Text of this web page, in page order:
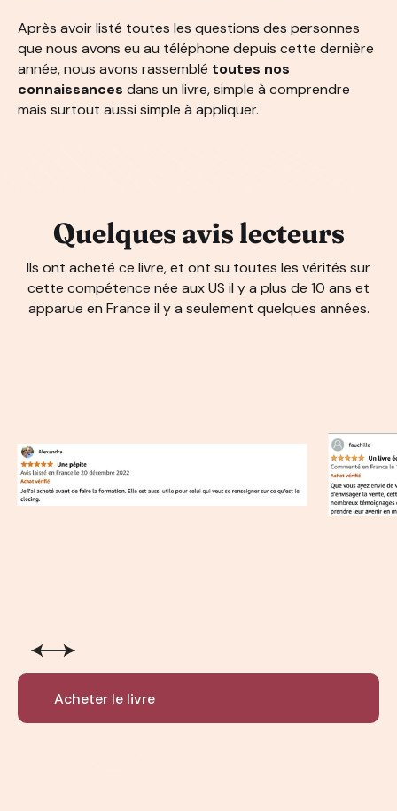
Après avoir listé toutes les questions des personnes
que nous avons eu au téléphone depuis cette dernière
année, nous avons rassemblé toutes nos
connaissances dans un livre, simple à comprendre
mais surtout aussi simple à appliquer.
Quelques avis lecteurs
Ils ont acheté ce livre, et ont su toutes les vérités sur
cette compétence née aux US il y a plus de 10 ans et
apparue en France il y a seulement quelques années.
Acheter le livre